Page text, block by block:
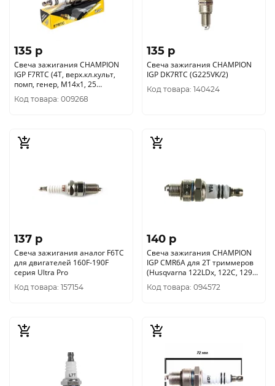
135 p
Свеча зажигания CHAMPION
IGP F7RTC (4Т, верх.кл.культ,
помп, генер, М14х1, 25
21хL19мм) 4665270171261
Код товара: 009268
135 p
Свеча зажигания CHAMPION
IGP DK7RTC (G225VK/2)
Код товара: 140424
137 p
Свеча зажигания аналог F6TC
для двигателей 160F-190F
серия Ultra Pro
Код товара: 157154
140 p
Свеча зажигания CHAMPION
IGP CMR6A для 2Т триммеров
(Husqvarna 122LDx, 122C, 129R,
129LK, T334FS), IGP
Код товара: 094572